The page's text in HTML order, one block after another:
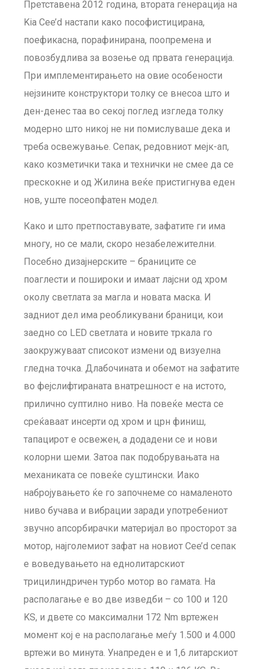
Претставена 2012 година, втората генерација на
Kia Cee’d настапи како пософистицирана,
поефикасна, порафинирана, поопремена и
повозбудлива за возење од првата генерација.
При имплементирањето на овие особености
нејзините конструктори толку се внесоа што и
ден-денес таа во секој поглед изгледа толку
модерно што никој не ни помислуваше дека и
треба освежување. Сепак, редовниот мејк-ап,
како козметички така и технички не смее да се
прескокне и од Жилина веќе пристигнува еден
нов, уште посеопфатен модел.
Како и што претпоставувате, зафатите ги има
многу, но се мали, скоро незабележителни.
Посебно дизајнерските – браниците се
поаглести и пошироки и имаат лајсни од хром
околу светлата за магла и новата маска. И
задниот дел има реобликувани браници, кои
заедно со LED светлата и новите тркала го
заокружуваат списокот измени од визуелна
гледна точка. Длабочината и обемот на зафатите
во фејслифтираната внатрешност е на истото,
прилично суптилно ниво. На повеќе места се
среќаваат инсерти од хром и црн финиш,
тапацирот е освежен, а додадени се и нови
колорни шеми. Затоа пак подобрувањата на
механиката се повеќе суштински. Иако
набројувањето ќе го започнеме со намаленото
ниво бучава и вибрации заради употребениот
звучно апсорбирачки материјал во просторот за
мотор, најголемиот зафат на новиот Cee’d сепак
е воведувањето на еднолитарскиот
трицилиндричен турбо мотор во гамата. На
располагање е во две изведби – со 100 и 120
KS, и двете со максимални 172 Nm вртежен
момент кој е на располагање меѓу 1.500 и 4.000
вртежи во минута. Унапреден е и 1,6 литарскиот